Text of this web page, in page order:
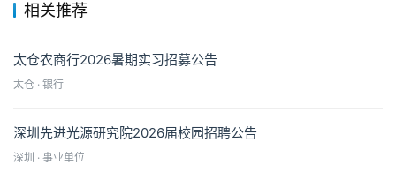
相关推荐
太仓农商行2026暑期实习招募公告
太仓 · 银行
深圳先进光源研究院2026届校园招聘公告
深圳 · 事业单位